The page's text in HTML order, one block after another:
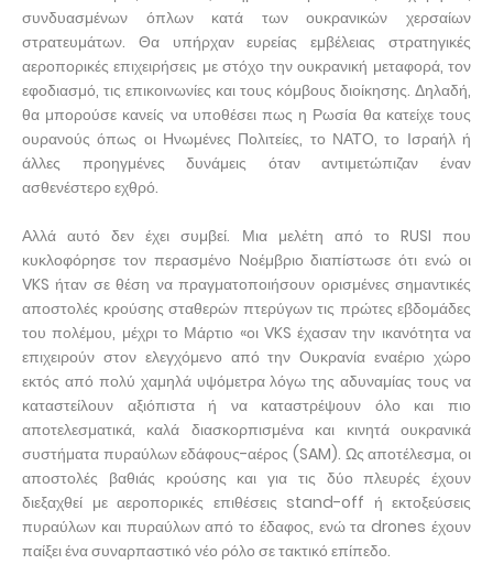
συνδυασμένων όπλων κατά των ουκρανικών χερσαίων
στρατευμάτων. Θα υπήρχαν ευρείας εμβέλειας στρατηγικές
αεροπορικές επιχειρήσεις με στόχο την ουκρανική μεταφορά, τον
εφοδιασμό, τις επικοινωνίες και τους κόμβους διοίκησης. Δηλαδή,
θα μπορούσε κανείς να υποθέσει πως η Ρωσία θα κατείχε τους
ουρανούς όπως οι Ηνωμένες Πολιτείες, το ΝΑΤΟ, το Ισραήλ ή
άλλες προηγμένες δυνάμεις όταν αντιμετώπιζαν έναν
ασθενέστερο εχθρό.
Αλλά αυτό δεν έχει συμβεί. Μια μελέτη από το RUSI που
κυκλοφόρησε τον περασμένο Νοέμβριο διαπίστωσε ότι ενώ οι
VKS ήταν σε θέση να πραγματοποιήσουν ορισμένες σημαντικές
αποστολές κρούσης σταθερών πτερύγων τις πρώτες εβδομάδες
του πολέμου, μέχρι το Μάρτιο «οι VKS έχασαν την ικανότητα να
επιχειρούν στον ελεγχόμενο από την Ουκρανία εναέριο χώρο
εκτός από πολύ χαμηλά υψόμετρα λόγω της αδυναμίας τους να
καταστείλουν αξιόπιστα ή να καταστρέψουν όλο και πιο
αποτελεσματικά, καλά διασκορπισμένα και κινητά ουκρανικά
συστήματα πυραύλων εδάφους-αέρος (SAM). Ως αποτέλεσμα, οι
αποστολές βαθιάς κρούσης και για τις δύο πλευρές έχουν
διεξαχθεί με αεροπορικές επιθέσεις stand-off ή εκτοξεύσεις
πυραύλων και πυραύλων από το έδαφος, ενώ τα drones έχουν
παίξει ένα συναρπαστικό νέο ρόλο σε τακτικό επίπεδο.